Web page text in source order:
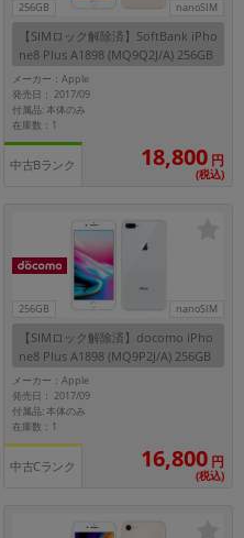
256GB nanoSIM
【SIMロック解除済】SoftBank iPho
ne8 Plus A1898 (MQ9Q2J/A) 256GB
ゴールド
メーカー：Apple
発売日： 2017/09
付属品: 本体のみ
在庫数：1
中古Bランク 18,800 円
(税込)
256GB nanoSIM
【SIMロック解除済】docomo iPho
ne8 Plus A1898 (MQ9P2J/A) 256GB
シルバー
メーカー：Apple
発売日： 2017/09
付属品: 本体のみ
在庫数：1
中古Cランク 16,800 円
(税込)
円